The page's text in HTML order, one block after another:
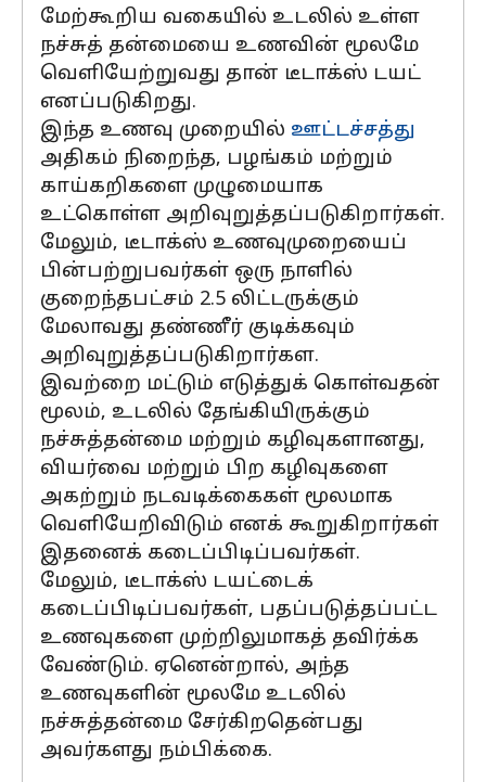
மேற்கூறிய வகையில் உடலில் உள்ள
நச்சுத் தன்மையை உணவின் மூலமே
வெளியேற்றுவது தான் டீடாக்ஸ் டயட்
எனப்படுகிறது.
இந்த உணவு முறையில் ஊட்டச்சத்து
அதிகம் நிறைந்த, பழங்கம் மற்றும்
காய்கறிகளை முழுமையாக
உட்கொள்ள அறிவுறுத்தப்படுகிறார்கள்.
மேலும், டீடாக்ஸ் உணவுமுறையைப்
பின்பற்றுபவர்கள் ஒரு நாளில்
குறைந்தபட்சம் 2.5 லிட்டருக்கும்
மேலாவது தண்ணீர் குடிக்கவும்
அறிவுறுத்தப்படுகிறார்கள.
இவற்றை மட்டும் எடுத்துக் கொள்வதன்
மூலம், உடலில் தேங்கியிருக்கும்
நச்சுத்தன்மை மற்றும் கழிவுகளானது,
வியர்வை மற்றும் பிற கழிவுகளை
அகற்றும் நடவடிக்கைகள் மூலமாக
வெளியேறிவிடும் எனக் கூறுகிறார்கள்
இதனைக் கடைப்பிடிப்பவர்கள்.
மேலும், டீடாக்ஸ் டயட்டைக்
கடைப்பிடிப்பவர்கள், பதப்படுத்தப்பட்ட
உணவுகளை முற்றிலுமாகத் தவிர்க்க
வேண்டும். ஏனென்றால், அந்த
உணவுகளின் மூலமே உடலில்
நச்சுத்தன்மை சேர்கிறதென்பது
அவர்களது நம்பிக்கை.